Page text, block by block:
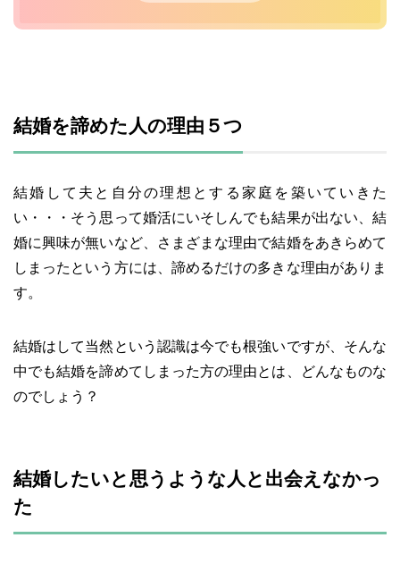
結婚を諦めた人の理由５つ
結婚して夫と自分の理想とする家庭を築いていきた
い・・・そう思って婚活にいそしんでも結果が出ない、結
婚に興味が無いなど、さまざまな理由で結婚をあきらめて
しまったという方には、諦めるだけの多きな理由がありま
す。
結婚はして当然という認識は今でも根強いですが、そんな
中でも結婚を諦めてしまった方の理由とは、どんなものな
のでしょう？
結婚したいと思うような人と出会えなかっ
た